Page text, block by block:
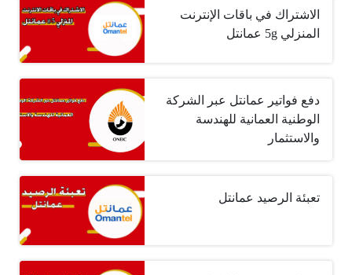
الاشتراك في باقات الإنترنت
المنزلي 5g عمانتل
دفع فواتير عمانتل عبر الشركة
الوطنية العمانية للهندسة
والاستثمار
تعبئة الرصيد عمانتل